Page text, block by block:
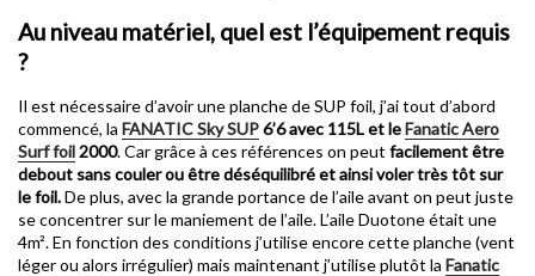
Au niveau matériel, quel est l’équipement requis
?
Il est nécessaire d’avoir une planche de SUP foil, j’ai tout d’abord
commencé, la FANATIC Sky SUP6’6 avec 115L et leFanatic Aero
Surf foil2000. Car grâce à ces références on peut facilement être
debout sans couler ou être déséquilibré et ainsi voler très tôt sur
le foil.De plus, avec la grande portance de l’aile avant on peut juste
se concentrer sur le maniement de l’aile. L’aile Duotone était une
4m². En fonction des conditions j’utilise encore cette planche (vent
léger ou alors irrégulier) mais maintenant j’utilise plutôt la Fanatic